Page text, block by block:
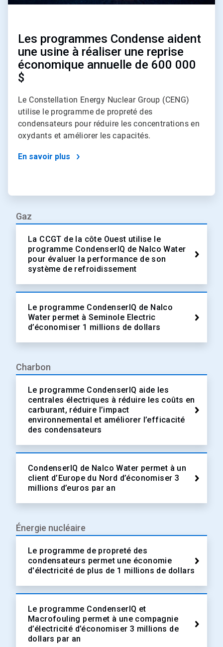
Les programmes Condense aident
une usine à réaliser une reprise
économique annuelle de 600 000
$
Le Constellation Energy Nuclear Group (CENG)
utilise le programme de propreté des
condensateurs pour réduire les concentrations en
oxydants et améliorer les capacités.
En savoir plus
Gaz
La CCGT de la côte Ouest utilise le
programme CondenserIQ de Nalco Water
pour évaluer la performance de son
système de refroidissement
Le programme CondenserIQ de Nalco
Water permet à Seminole Electric
d’économiser 1 millions de dollars
Charbon
Le programme CondenserIQ aide les
centrales électriques à réduire les coûts en
carburant, réduire l’impact
environnemental et améliorer l’efficacité
des condensateurs
CondenserIQ de Nalco Water permet à un
client d’Europe du Nord d’économiser 3
millions d’euros par an
Énergie nucléaire
Le programme de propreté des
condensateurs permet une économie
d'électricité de plus de 1 millions de dollars
Le programme CondenserIQ et
Macrofouling permet à une compagnie
d’électricité d’économiser 3 millions de
dollars par an